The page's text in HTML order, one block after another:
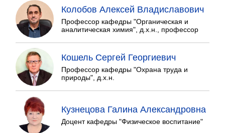
Колобов Алексей Владиславович
Профессор кафедры "Органическая и
аналитическая химия", д.х.н., профессор
Кошель Сергей Георгиевич
Профессор кафедры "Охрана труда и
природы", д.х.н.
Кузнецова Галина Александровна
Доцент кафедры "Физическое воспитание"